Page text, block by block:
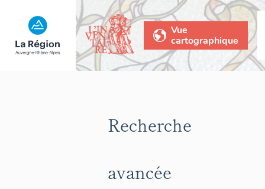
Vue
cartographique
Recherche
avancée